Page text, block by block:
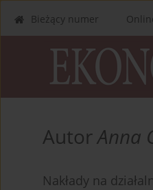
Bieżący numer
AutorAnna
Nakłady na